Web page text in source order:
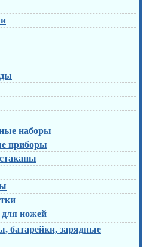
наборы
приборы
ножей
батарейки, зарядные